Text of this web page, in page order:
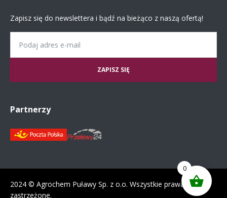
Zapisz się do newslettera i bądź na bieżąco z naszą ofertą!
Partnerzy
2024 © Agrochem Puławy Sp. z o.o. Wszystkie prawa
zastrzeżone.
0